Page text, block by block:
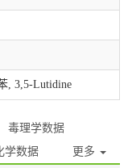
, 3,5-Lutidine
毒理学数据
学数据 更多